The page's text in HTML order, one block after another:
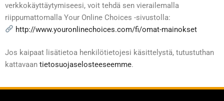
verkkokäyttäytymiseesi, voit tehdä sen vierailemalla
riippumattomalla Your Online Choices -sivustolla:
http://www.youronlinechoices.com/fi/omat-mainokset
Jos kaipaat lisätietoa henkilötietojesi käsittelystä, tutustuthan
kattavaan tietosuojaselosteeseemme.